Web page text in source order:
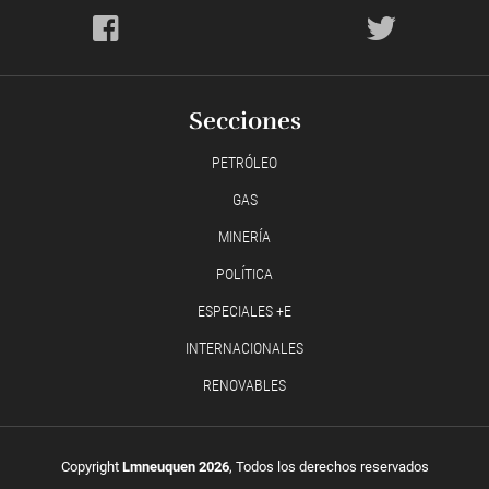
Secciones
PETRÓLEO
GAS
MINERÍA
POLÍTICA
ESPECIALES +E
INTERNACIONALES
RENOVABLES
Copyright Lmneuquen 2026, Todos los derechos reservados